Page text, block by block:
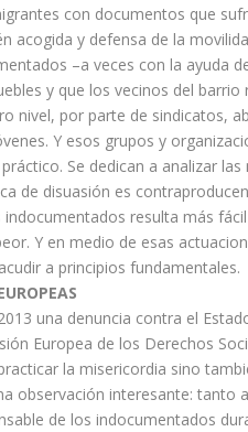
con documentos que
acogida y defensa de la
–a veces con la ayuda
y que los vecinos del
nivel, por parte de sindicatos,
Y esos grupos y
Se dedican a analizar
de disuasión es
resulta más
Y en medio de esas
a principios fundamentales.
una denuncia contra el
Europea de los Derechos
la misericordia sino
observación interesante: tanto
de los indocumentados